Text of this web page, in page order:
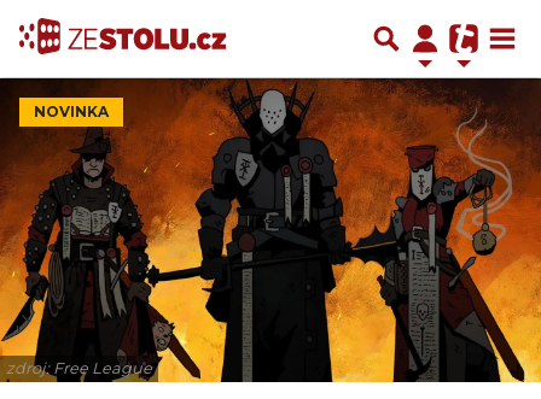
NOVINKA
zdroj: Free League